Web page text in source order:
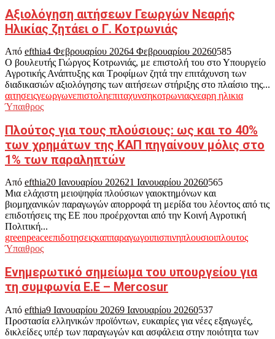
Αξιολόγηση αιτήσεων Γεωργών Νεαρής
Ηλικίας ζητάει ο Γ. Κοτρωνιάς
Από efthia4 Φεβρουαρίου 20264 Φεβρουαρίου 20260585
Ο βουλευτής Γιώργος Κοτρωνιάς, με επιστολή του στο Υπουργείο
Αγροτικής Ανάπτυξης και Τροφίμων ζητά την επιτάχυνση των
διαδικασιών αξιολόγησης των αιτήσεων στήριξης στο πλαίσιο της...
αιτησειςγεωργωνεπιστοληεπιταχυνσηκοτρωνιαςνεαρη ηλικια
Ύπαιθρος
Πλούτος για τους πλούσιους: ως και το 40%
των χρημάτων της ΚΑΠ πηγαίνουν μόλις στο
1% των παραληπτών
Από efthia20 Ιανουαρίου 202621 Ιανουαρίου 20260565
Μια ελάχιστη μειοψηφία πλούσιων γαιοκτημόνων και
βιομηχανικών παραγωγών απορροφά τη μερίδα του λέοντος από τις
επιδοτήσεις της ΕΕ που προέρχονται από την Κοινή Αγροτική
Πολιτική...
greenpeaceεπιδοτησειςκαππαραγωγοιπισπινηπλουσιοιπλουτος
Ύπαιθρος
Ενημερωτικό σημείωμα του υπουργείου για
τη συμφωνία Ε.Ε – Mercosur
Από efthia9 Ιανουαρίου 20269 Ιανουαρίου 20260537
Προστασία ελληνικών προϊόντων, ευκαιρίες για νέες εξαγωγές,
δικλείδες υπέρ των παραγωγών και ασφάλεια στην ποιότητα των